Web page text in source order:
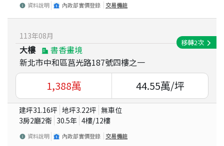
資料說明 內政部實價登錄 交易備註
113年08月
大樓
書香畫境
新北市中和區莒光路187號四樓之一
移轉2次
1,388萬 44.55萬/坪
建坪31.16坪 地坪3.22坪 無車位
3房2廳2衛 30.5年 4樓/12樓
資料說明 內政部實價登錄 交易備註